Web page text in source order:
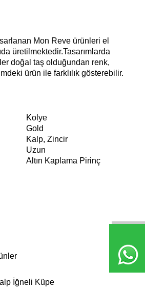
Mon Reve ürünleri el
üretilmektedir.Tasarımlarda
doğal taş olduğundan renk,
ürün ile farklılık gösterebilir.
Kolye
Gold
Kalp, Zincir
Uzun
Altın Kaplama Pirinç
İğneli Küpe
2+